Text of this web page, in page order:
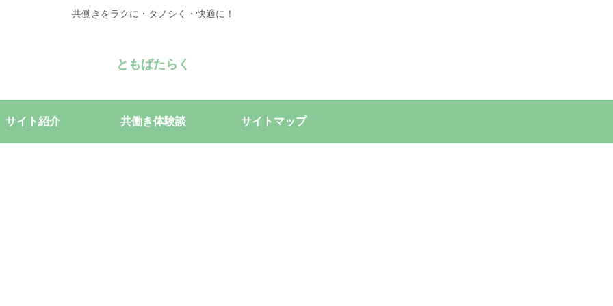
共働きをラクに・タノシく・快適に！
ともばたらく
サイト紹介 共働き体験談 サイトマップ